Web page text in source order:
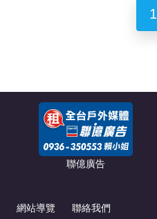
1
聯億廣告
網站導覽 聯絡我們